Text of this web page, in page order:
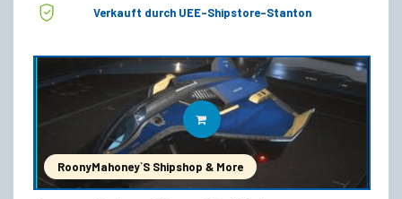
Verkauft durch UEE-Shipstore-Stanton
RoonyMahoney`s Shipshop & More
IN DEN WARENKORB